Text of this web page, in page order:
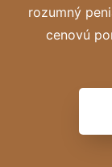
rozumný
cenovú